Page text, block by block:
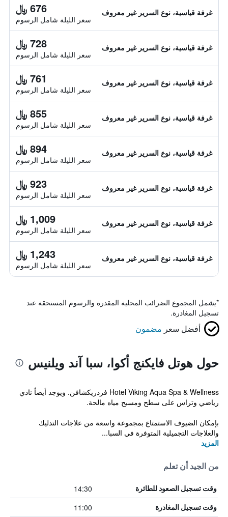
غرفة قياسية، نوع السرير غير معروف 676 ﷼
سعر الليلة شامل الرسوم
غرفة قياسية، نوع السرير غير معروف 728 ﷼
سعر الليلة شامل الرسوم
غرفة قياسية، نوع السرير غير معروف 761 ﷼
سعر الليلة شامل الرسوم
غرفة قياسية، نوع السرير غير معروف 855 ﷼
سعر الليلة شامل الرسوم
غرفة قياسية، نوع السرير غير معروف 894 ﷼
سعر الليلة شامل الرسوم
غرفة قياسية، نوع السرير غير معروف 923 ﷼
سعر الليلة شامل الرسوم
غرفة قياسية، نوع السرير غير معروف 1,009 ﷼
سعر الليلة شامل الرسوم
غرفة قياسية، نوع السرير غير معروف 1,243 ﷼
سعر الليلة شامل الرسوم
*يشمل المجموع الضرائب المحلية المقدرة والرسوم المستحقة عند
تسجيل المغادرة.
أفضل سعر مضمون
حول هوتل فايكنج أكوا، سبا آند ويلنيس
Hotel Viking Aqua Spa & Wellness فردريكشافن. ويوجد أيضاً نادي
رياضي وتراس على سطح ومسبح مياه مالحة.
بإمكان الضيوف الاستمتاع بمجموعة واسعة من علاجات التدليك
والعلاجات التجميلية المتوفرة في السبا...
المزيد
من الجيد أن تعلم
وقت تسجيل الصعود للطائرة 14:30
وقت تسجيل المغادرة 11:00